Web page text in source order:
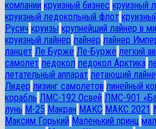
компании круизный бизнес круизный
круизный ледокольный флот
Русич круизы крупнейший лайнер в
круизный лайнер лайнер лайнер
ланцет Ле Бурже Ле-Бурже легкий
самолет ледокол ледокол Арктика
летательный аппарат летающий
Лидер лизинг самолетов линейный
корабль ЛМС-192 Освей ЛМС-901
лунь М-25 Макран МАКС МАКС 2021
Максим Горький Маленький принц